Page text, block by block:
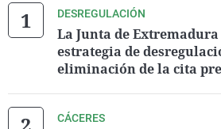
DESREGULACIÓN
La Junta de
estrategia de
eliminación de la cita
CÁCERES